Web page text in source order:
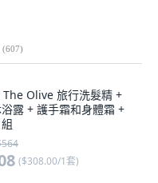
(607)
Olive 旅行洗髮精 +
露 + 護手霜和身體霜 +
($308.00/1套)